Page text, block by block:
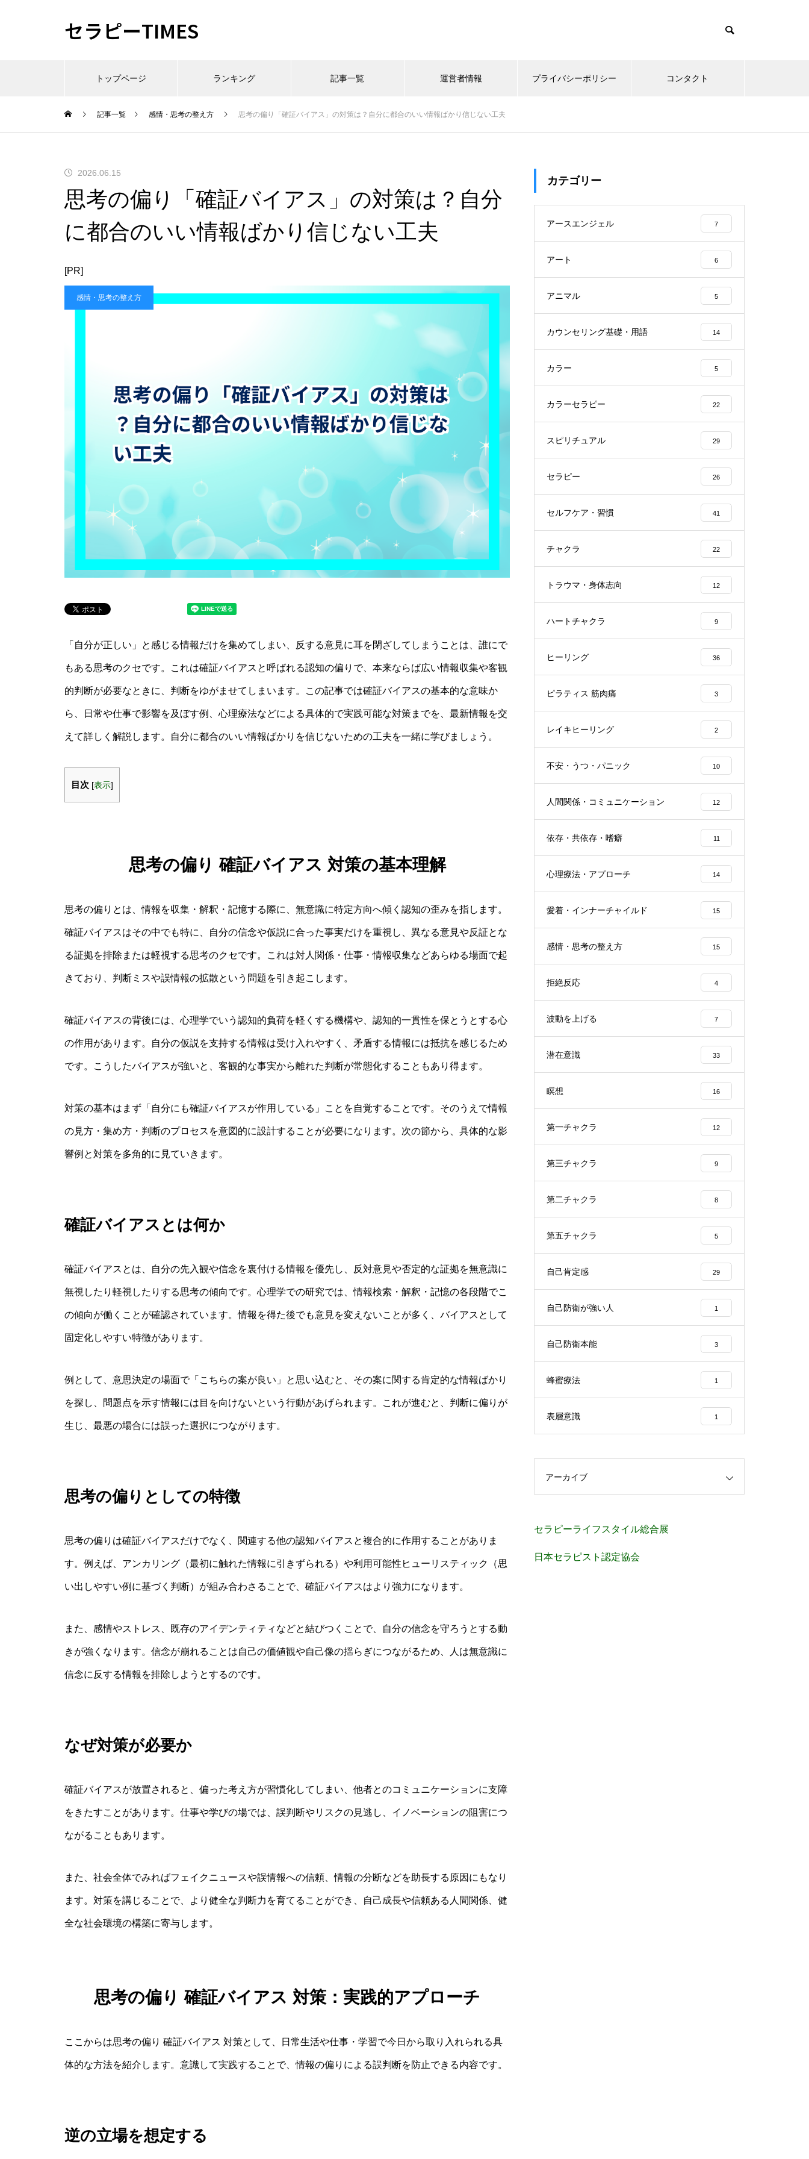
セラピーTIMES
トップページ ランキング 記事一覧 運営者情報 プライバシーポリシー コンタクト
記事一覧 感情・思考の整え方 思考の偏り「確証バイアス」の対策は？自分に都合のいい情報ばかり信じない工夫
2026.06.15
思考の偏り「確証バイアス」の対策は？自分
に都合のいい情報ばかり信じない工夫
[PR]
感情・思考の整え方
「自分が正しい」と感じる情報だけを集めてしまい、反する意見に耳を閉ざしてしまうことは、誰にで
もある思考のクセです。これは確証バイアスと呼ばれる認知の偏りで、本来ならば広い情報収集や客観
的判断が必要なときに、判断をゆがませてしまいます。この記事では確証バイアスの基本的な意味か
ら、日常や仕事で影響を及ぼす例、心理療法などによる具体的で実践可能な対策までを、最新情報を交
えて詳しく解説します。自分に都合のいい情報ばかりを信じないための工夫を一緒に学びましょう。
目次 [表示]
思考の偏り 確証バイアス 対策の基本理解
思考の偏りとは、情報を収集・解釈・記憶する際に、無意識に特定方向へ傾く認知の歪みを指します。
確証バイアスはその中でも特に、自分の信念や仮説に合った事実だけを重視し、異なる意見や反証とな
る証拠を排除または軽視する思考のクセです。これは対人関係・仕事・情報収集などあらゆる場面で起
きており、判断ミスや誤情報の拡散という問題を引き起こします。
確証バイアスの背後には、心理学でいう認知的負荷を軽くする機構や、認知的一貫性を保とうとする心
の作用があります。自分の仮説を支持する情報は受け入れやすく、矛盾する情報には抵抗を感じるため
です。こうしたバイアスが強いと、客観的な事実から離れた判断が常態化することもあり得ます。
対策の基本はまず「自分にも確証バイアスが作用している」ことを自覚することです。そのうえで情報
の見方・集め方・判断のプロセスを意図的に設計することが必要になります。次の節から、具体的な影
響例と対策を多角的に見ていきます。
確証バイアスとは何か
確証バイアスとは、自分の先入観や信念を裏付ける情報を優先し、反対意見や否定的な証拠を無意識に
無視したり軽視したりする思考の傾向です。心理学での研究では、情報検索・解釈・記憶の各段階でこ
の傾向が働くことが確認されています。情報を得た後でも意見を変えないことが多く、バイアスとして
固定化しやすい特徴があります。
例として、意思決定の場面で「こちらの案が良い」と思い込むと、その案に関する肯定的な情報ばかり
を探し、問題点を示す情報には目を向けないという行動があげられます。これが進むと、判断に偏りが
生じ、最悪の場合には誤った選択につながります。
思考の偏りとしての特徴
思考の偏りは確証バイアスだけでなく、関連する他の認知バイアスと複合的に作用することがありま
す。例えば、アンカリング（最初に触れた情報に引きずられる）や利用可能性ヒューリスティック（思
い出しやすい例に基づく判断）が組み合わさることで、確証バイアスはより強力になります。
また、感情やストレス、既存のアイデンティティなどと結びつくことで、自分の信念を守ろうとする動
きが強くなります。信念が崩れることは自己の価値観や自己像の揺らぎにつながるため、人は無意識に
信念に反する情報を排除しようとするのです。
なぜ対策が必要か
確証バイアスが放置されると、偏った考え方が習慣化してしまい、他者とのコミュニケーションに支障
をきたすことがあります。仕事や学びの場では、誤判断やリスクの見逃し、イノベーションの阻害につ
ながることもあります。
また、社会全体でみればフェイクニュースや誤情報への信頼、情報の分断などを助長する原因にもなり
ます。対策を講じることで、より健全な判断力を育てることができ、自己成長や信頼ある人間関係、健
全な社会環境の構築に寄与します。
思考の偏り 確証バイアス 対策：実践的アプローチ
ここからは思考の偏り 確証バイアス 対策として、日常生活や仕事・学習で今日から取り入れられる具
体的な方法を紹介します。意識して実践することで、情報の偏りによる誤判断を防止できる内容です。
逆の立場を想定する
カテゴリー
アースエンジェル 7
アート 6
アニマル 5
カウンセリング基礎・用語 14
カラー 5
カラーセラピー 22
スピリチュアル 29
セラピー 26
セルフケア・習慣 41
チャクラ 22
トラウマ・身体志向 12
ハートチャクラ 9
ヒーリング 36
ピラティス 筋肉痛 3
レイキヒーリング 2
不安・うつ・パニック 10
人間関係・コミュニケーション 12
依存・共依存・嗜癖 11
心理療法・アプローチ 14
愛着・インナーチャイルド 15
感情・思考の整え方 15
拒絶反応 4
波動を上げる 7
潜在意識 33
瞑想 16
第一チャクラ 12
第三チャクラ 9
第二チャクラ 8
第五チャクラ 5
自己肯定感 29
自己防衛が強い人 1
自己防衛本能 3
蜂蜜療法 1
表層意識 1
アーカイブ
セラピーライフスタイル総合展
日本セラピスト認定協会